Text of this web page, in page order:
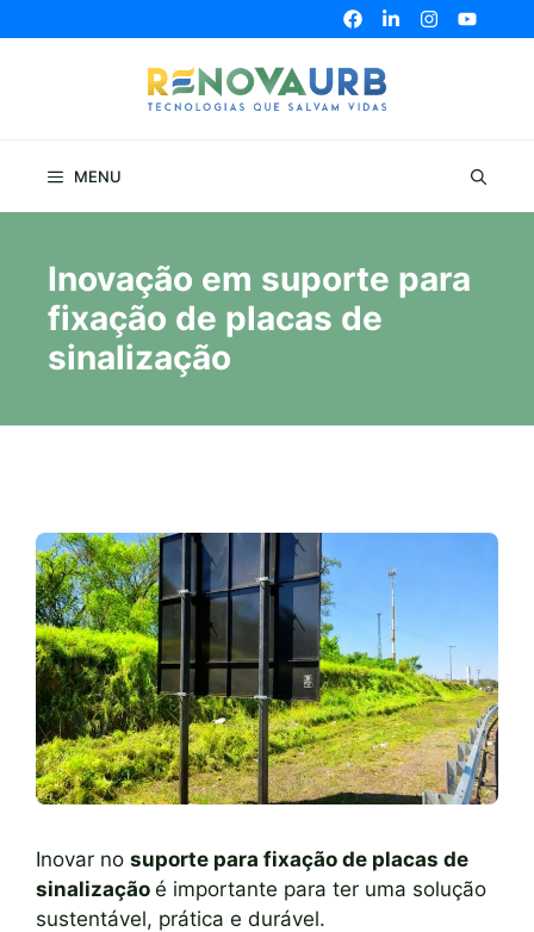
para
MENU
Inovação em suporte para
fixação de placas de
sinalização
Inovar no suporte para fixação de placas de
sinalização é importante para ter uma solução
sustentável, prática e durável.